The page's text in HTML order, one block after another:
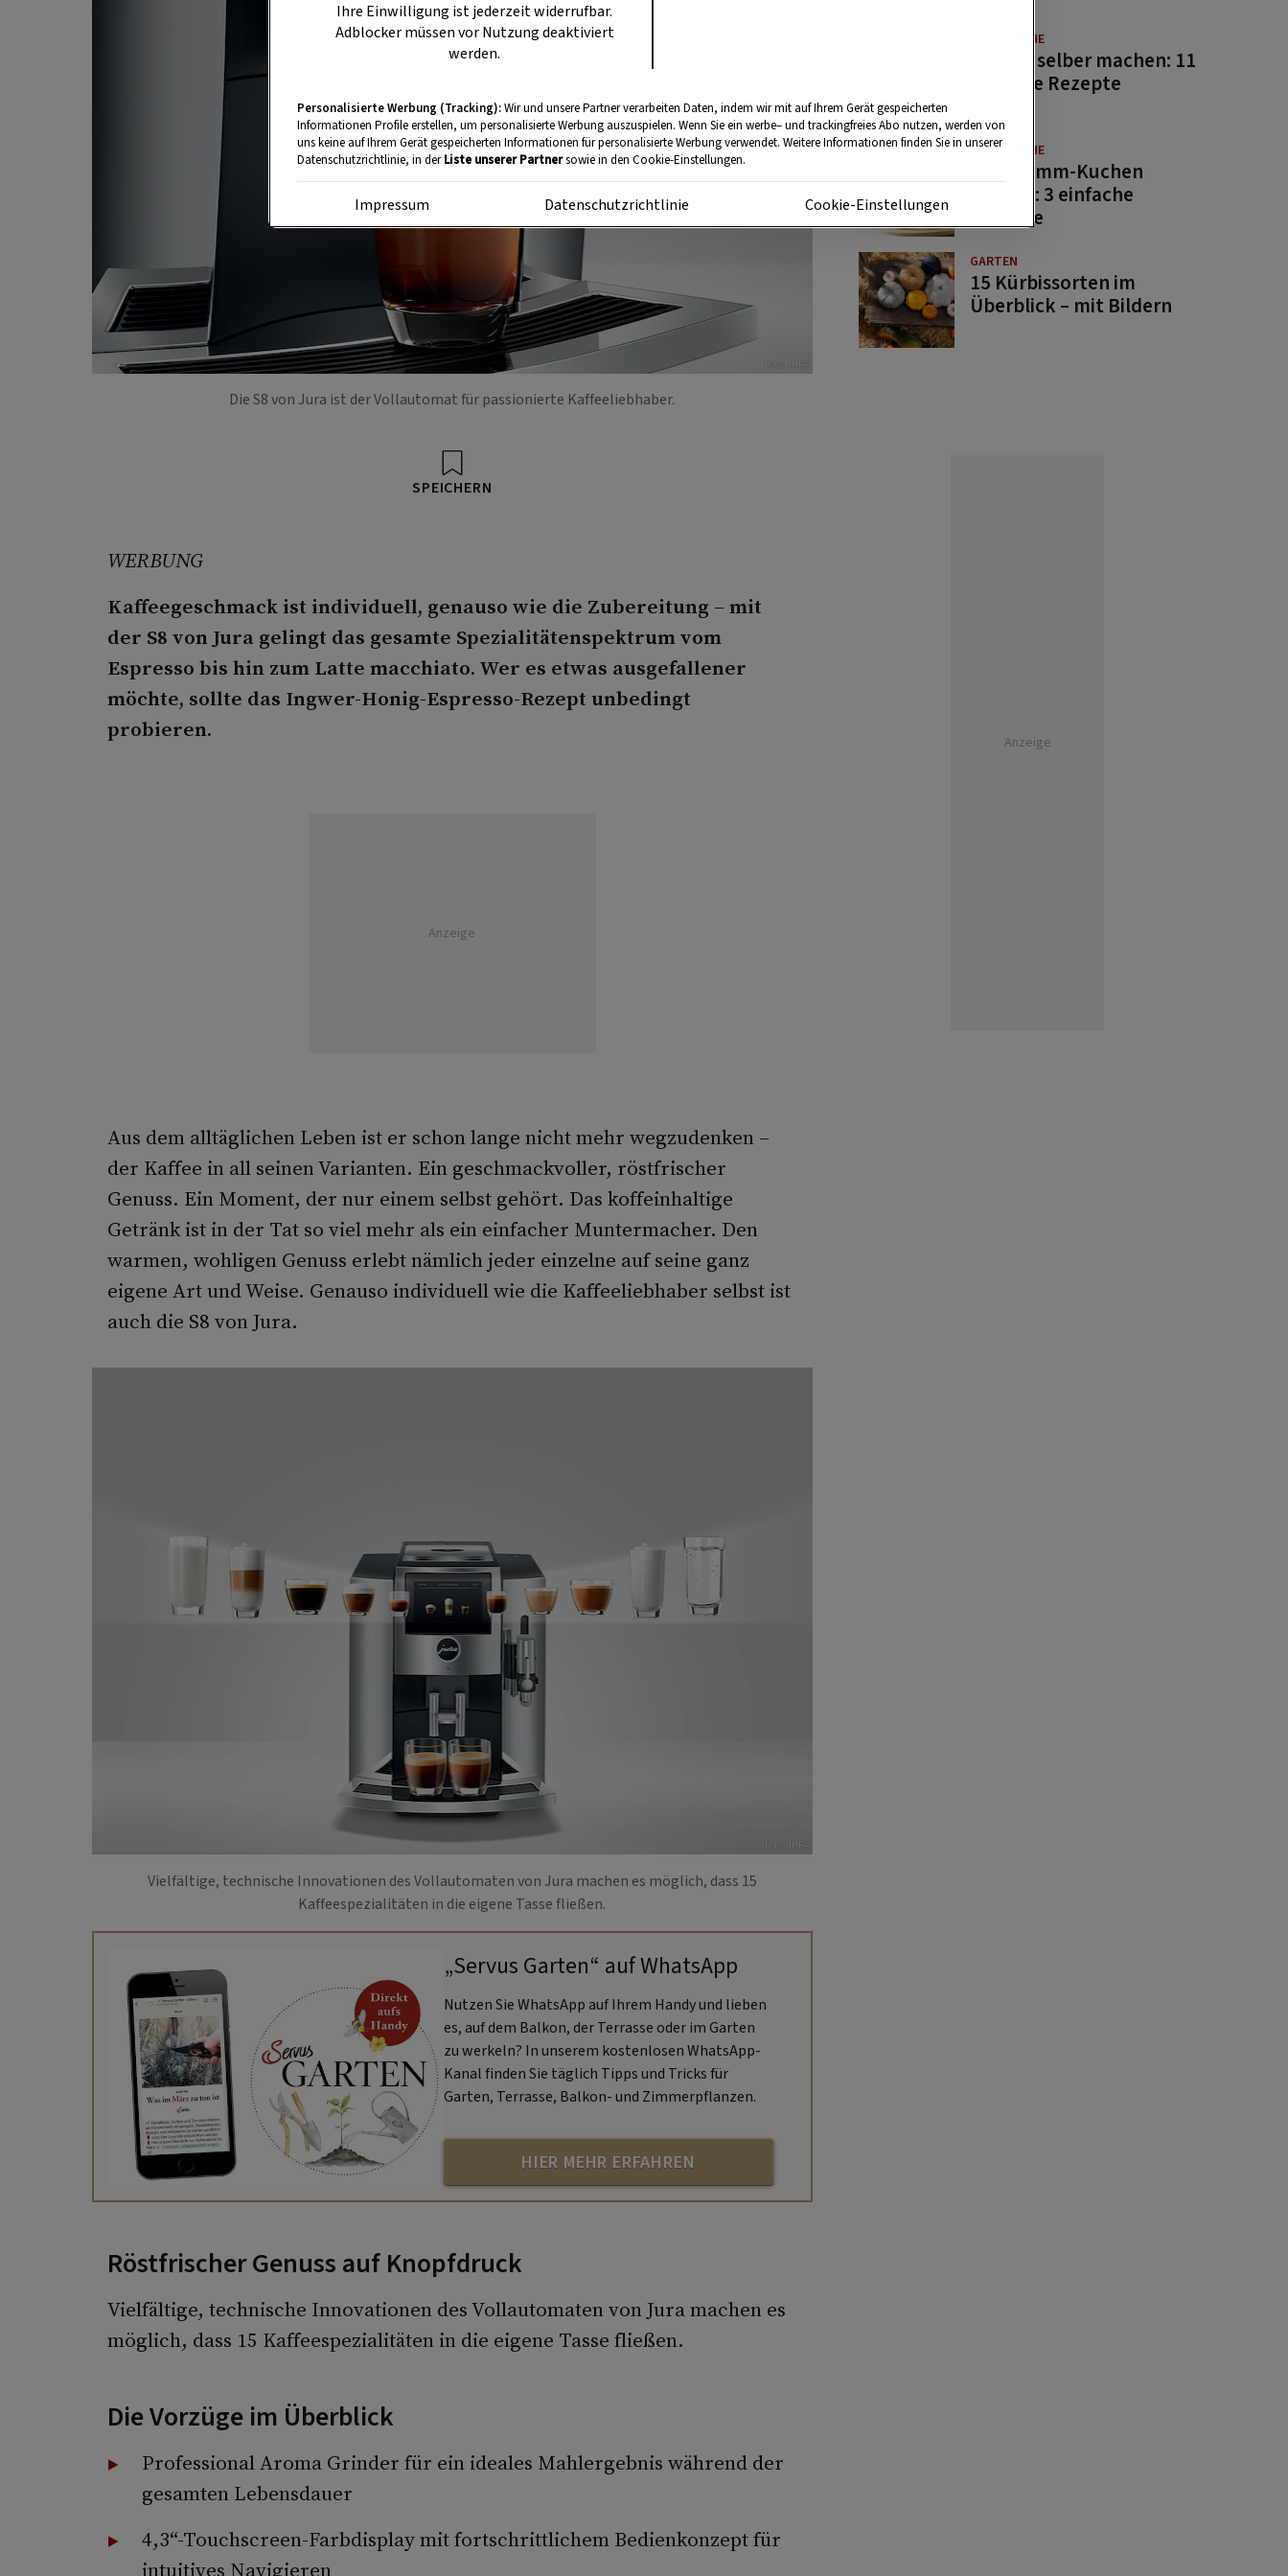
Foto: JURA
Die S8 von Jura ist der Vollautomat für passionierte Kaffeeliebhaber.
SPEICHERN
WERBUNG
Kaffeegeschmack ist individuell, genauso wie die Zubereitung – mit
der S8 von Jura gelingt das gesamte Spezialitätenspektrum vom
Espresso bis hin zum Latte macchiato. Wer es etwas ausgefallener
möchte, sollte das Ingwer-Honig-Espresso-Rezept unbedingt
probieren.
Anzeige
Aus dem alltäglichen Leben ist er schon lange nicht mehr wegzudenken –
der Kaffee in all seinen Varianten. Ein geschmackvoller, röstfrischer
Genuss. Ein Moment, der nur einem selbst gehört. Das koffeinhaltige
Getränk ist in der Tat so viel mehr als ein einfacher Muntermacher. Den
warmen, wohligen Genuss erlebt nämlich jeder einzelne auf seine ganz
eigene Art und Weise. Genauso individuell wie die Kaffeeliebhaber selbst ist
auch die S8 von Jura.
Foto: JURA
Vielfältige, technische Innovationen des Vollautomaten von Jura machen es möglich, dass 15
Kaffeespezialitäten in die eigene Tasse fließen.
„Servus Garten“ auf WhatsApp
Nutzen Sie WhatsApp auf Ihrem Handy und lieben
es, auf dem Balkon, der Terrasse oder im Garten
zu werkeln? In unserem kostenlosen WhatsApp-
Kanal finden Sie täglich Tipps und Tricks für
Garten, Terrasse, Balkon- und Zimmerpflanzen.
HIER MEHR ERFAHREN
Röstfrischer Genuss auf Knopfdruck
Vielfältige, technische Innovationen des Vollautomaten von Jura machen es
möglich, dass 15 Kaffeespezialitäten in die eigene Tasse fließen.
Die Vorzüge im Überblick
Professional Aroma Grinder für ein ideales Mahlergebnis während der
gesamten Lebensdauer
4,3“-Touchscreen-Farbdisplay mit fortschrittlichem Bedienkonzept für
intuitives Navigieren
GUTE KÜCHE
Saucen selber machen: 11
beliebte Rezepte
GUTE KÜCHE
Osterlamm-Kuchen
backen: 3 einfache
Rezepte
GARTEN
15 Kürbissorten im
Überblick – mit Bildern
Anzeige
Ihre Einwilligung ist jederzeit widerrufbar.
Adblocker müssen vor Nutzung deaktiviert
werden.
Personalisierte Werbung (Tracking):Wir und unsere Partner verarbeiten Daten, indem wir mit auf Ihrem Gerät gespeicherten
Informationen Profile erstellen, um personalisierte Werbung auszuspielen. Wenn Sie ein werbe– und trackingfreies Abo nutzen, werden von
uns keine auf Ihrem Gerät gespeicherten Informationen für personalisierte Werbung verwendet. Weitere Informationen finden Sie in unserer
Datenschutzrichtlinie, in derListe unserer Partnersowie in den Cookie-Einstellungen.
Impressum Datenschutzrichtlinie Cookie-Einstellungen